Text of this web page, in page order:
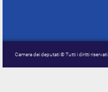
Camera dei deputati © Tutti i diritti riservati